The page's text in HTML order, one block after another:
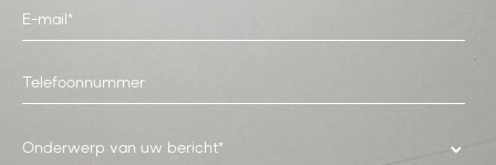
Onderwerp van uw bericht*